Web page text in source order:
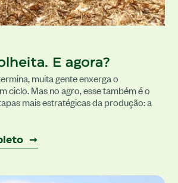
E agora?
muita gente enxerga o
ciclo. Mas no agro, esse também é o
mais estratégicas da produção: a
➞